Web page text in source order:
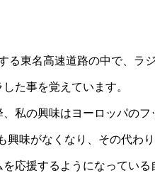
東名高速道路の中で、ラ
た事を覚えています。
の興味はヨーロッパのフ
味がなくなり、その代わ
応援するようになっている